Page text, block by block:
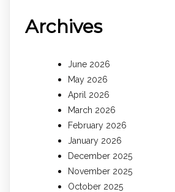
Archives
June 2026
May 2026
April 2026
March 2026
February 2026
January 2026
December 2025
November 2025
October 2025